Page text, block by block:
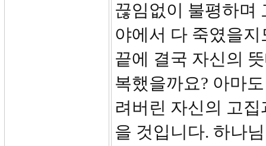
끊임없이 불평하며
야에서 다 죽였을
끝에 결국 자신의
복했을까요? 아마
려버린 자신의 고
을 것입니다. 하나